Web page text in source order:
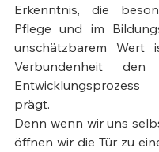
Erkenntnis, die
Pflege und im
unschätzbarem Wert
Verbundenheit
prägt.
Denn wenn wir uns
öffnen wir die Tür zu